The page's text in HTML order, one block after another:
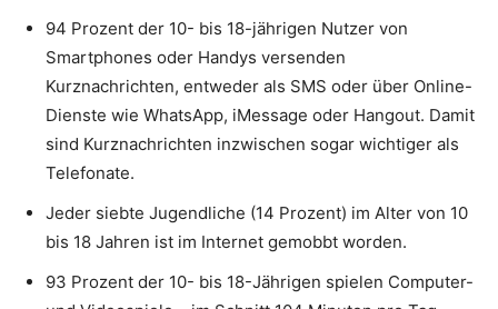
94 Prozent der 10- bis 18-jährigen Nutzer von
Smartphones oder Handys versenden
Kurznachrichten, entweder als SMS oder über Online-
Dienste wie WhatsApp, iMessage oder Hangout. Damit
sind Kurznachrichten inzwischen sogar wichtiger als
Telefonate.
Jeder siebte Jugendliche (14 Prozent) im Alter von 10
bis 18 Jahren ist im Internet gemobbt worden.
93 Prozent der 10- bis 18-Jährigen spielen Computer-